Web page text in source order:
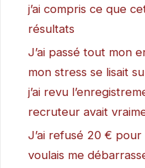
j’ai compris ce que
résultats
J’ai passé tout mon
mon stress se lisait
j’ai revu
recruteur avait
J’ai refusé 20 €
voulais me